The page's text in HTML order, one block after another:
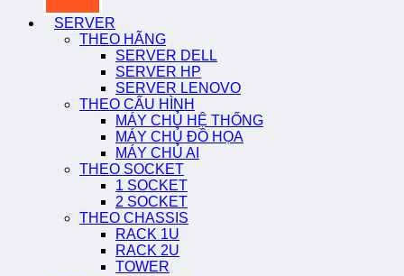
SERVER
THEO HÃNG
SERVER DELL
SERVER HP
SERVER LENOVO
THEO CẤU HÌNH
MÁY CHỦ HỆ THỐNG
MÁY CHỦ ĐỒ HỌA
MÁY CHỦ AI
THEO SOCKET
1 SOCKET
2 SOCKET
THEO CHASSIS
RACK 1U
RACK 2U
TOWER